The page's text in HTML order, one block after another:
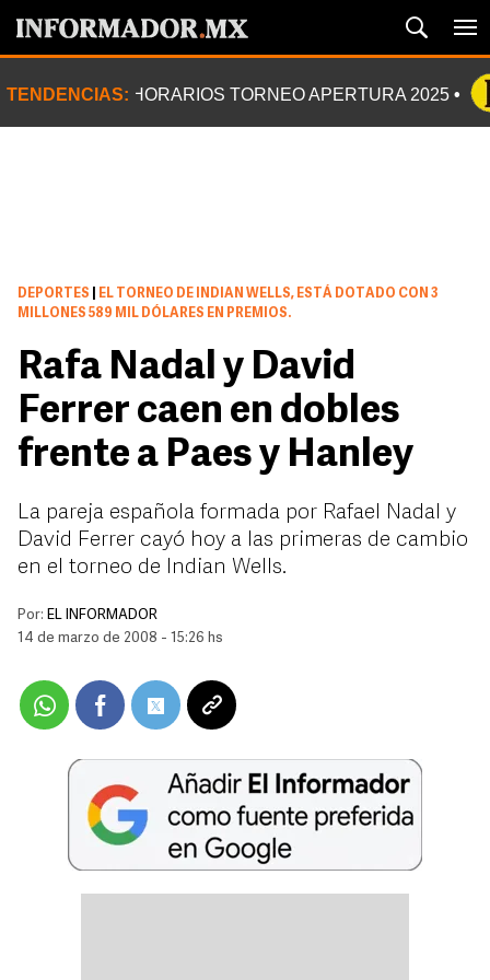
TENDENCIAS: HORARIOS TORNEO APERTURA 2025
DEPORTES
EL TORNEO DE INDIAN WELLS, ESTÁ DOTADO CON 3
MILLONES 589 MIL DÓLARES EN PREMIOS.
Rafa Nadal y David
Ferrer caen en dobles
frente a Paes y Hanley
La pareja española formada por Rafael Nadal y
David Ferrer cayó hoy a las primeras de cambio
en el torneo de Indian Wells.
Por: EL INFORMADOR
14 de marzo de 2008 - 15:26 hs